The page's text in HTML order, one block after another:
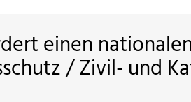
einen
/ Zivil- und